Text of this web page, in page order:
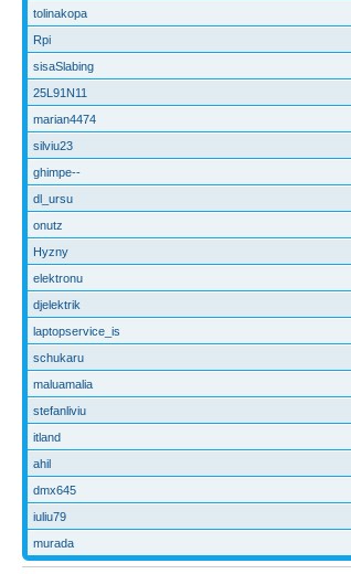
tolinakopa
Rpi
sisaSlabing
25L91N11
marian4474
silviu23
ghimpe--
dl_ursu
onutz
Hyzny
elektronu
djelektrik
laptopservice_is
schukaru
maluamalia
stefanliviu
itland
ahil
dmx645
iuliu79
murada